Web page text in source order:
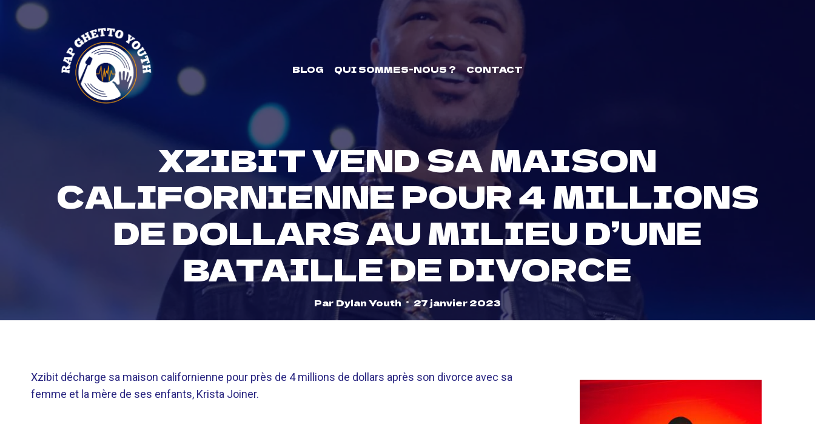
Skip
BLOG QUI SOMMES-NOUS ? CONTACT
XZIBIT VEND SA MAISON
CALIFORNIENNE POUR 4 MILLIONS
DE DOLLARS AU MILIEU D’UNE
BATAILLE DE DIVORCE
Par Dylan Youth 27 janvier 2023
Xzibit décharge sa maison californienne pour près de 4 millions de dollars après son divorce avec sa
femme et la mère de ses enfants, Krista Joiner.